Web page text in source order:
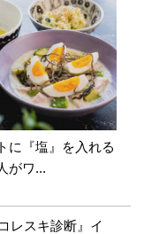
に『塩』を入れる
がワ...
レスキ診断』イ